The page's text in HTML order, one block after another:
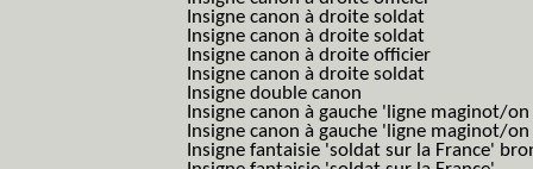
Insigne canon à droite soldat
Insigne canon à droite soldat
Insigne canon à droite officier
Insigne canon à droite soldat
Insigne double canon
Insigne canon à gauche 'ligne maginot/
Insigne canon à gauche 'ligne maginot/
Insigne fantaisie 'soldat sur la France'